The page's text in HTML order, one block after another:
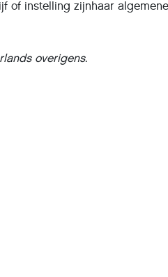
of instelling zijnhaar
overigens.